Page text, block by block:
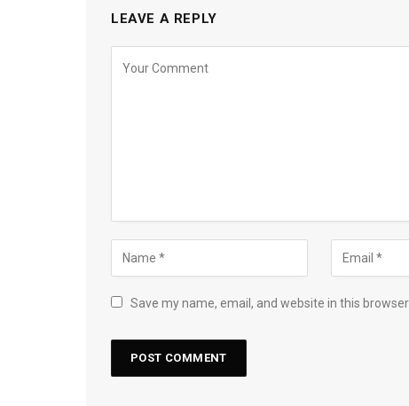
LEAVE A REPLY
Save my name, email, and website in this